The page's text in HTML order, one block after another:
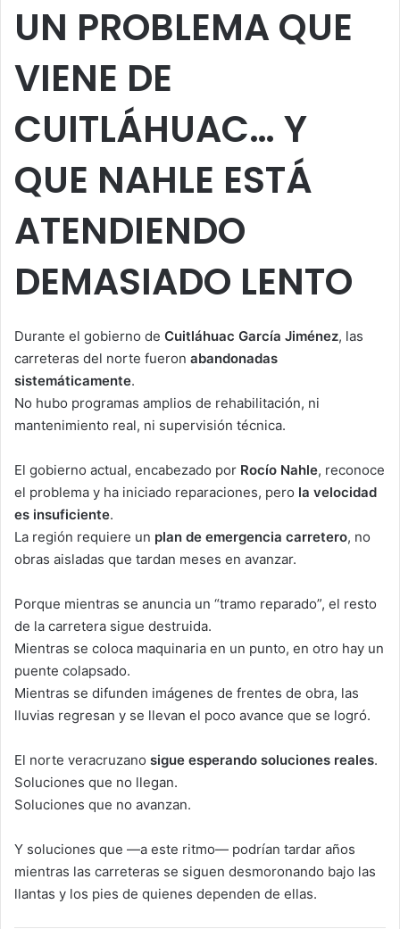
UN PROBLEMA QUE
VIENE DE
CUITLÁHUAC… Y
QUE NAHLE ESTÁ
ATENDIENDO
DEMASIADO LENTO
Durante el gobierno de Cuitláhuac García Jiménez, las
carreteras del norte fueron abandonadas
sistemáticamente.
No hubo programas amplios de rehabilitación, ni
mantenimiento real, ni supervisión técnica.
El gobierno actual, encabezado por Rocío Nahle, reconoce
el problema y ha iniciado reparaciones, pero la velocidad
es insuficiente.
La región requiere un plan de emergencia carretero, no
obras aisladas que tardan meses en avanzar.
Porque mientras se anuncia un “tramo reparado”, el resto
de la carretera sigue destruida.
Mientras se coloca maquinaria en un punto, en otro hay un
puente colapsado.
Mientras se difunden imágenes de frentes de obra, las
lluvias regresan y se llevan el poco avance que se logró.
El norte veracruzano sigue esperando soluciones reales.
Soluciones que no llegan.
Soluciones que no avanzan.
Y soluciones que —a este ritmo— podrían tardar años
mientras las carreteras se siguen desmoronando bajo las
llantas y los pies de quienes dependen de ellas.